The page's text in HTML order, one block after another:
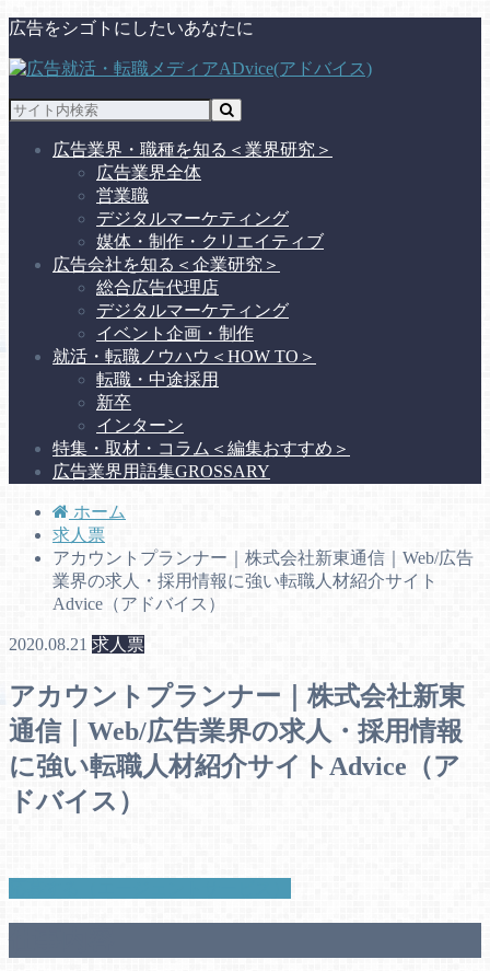
広告をシゴトにしたいあなたに
広告業界・職種を知る ＜業界研究＞
広告業界全体
営業職
デジタルマーケティング
媒体・制作・クリエイティブ
広告会社を知る ＜企業研究＞
総合広告代理店
デジタルマーケティング
イベント企画・制作
就活・転職ノウハウ ＜HOW TO＞
転職・中途採用
新卒
インターン
特集・取材・コラム ＜編集おすすめ＞
広告業界用語集GROSSARY
ホーム
求人票
アカウントプランナー｜株式会社新東通信｜Web/広告
業界の求人・採用情報に強い転職人材紹介サイト
Advice（アドバイス）
2020.08.21 求人票
アカウントプランナー｜株式会社新東
通信｜Web/広告業界の求人・採用情報
に強い転職人材紹介サイトAdvice（ア
ドバイス）